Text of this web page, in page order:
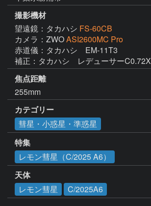
撮影機材
望遠鏡：タカハシ FS-60CB
カメラ：ZWOASI2600MC Pro
赤道儀：タカハシ　EM-11T3
補正：タカハシ　レデューサーC0.72X
焦点距離
255mm
カテゴリー
彗星・小惑星・準惑星
特集
レモン彗星（C/2025 A6）
天体
レモン彗星
C/2025A6